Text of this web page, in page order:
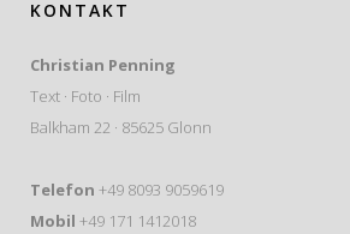
KONTAKT
Christian Penning
Text · Foto · Film
Balkham 22 · 85625 Glonn
Telefon +49 8093 9059619
Mobil +49 171 1412018